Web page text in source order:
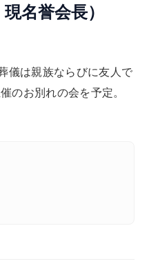
名誉会長）
儀は親族ならびに友人で
のお別れの会を予定。